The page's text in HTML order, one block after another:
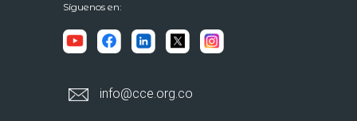
Síguenos en:
info@cce.org.co